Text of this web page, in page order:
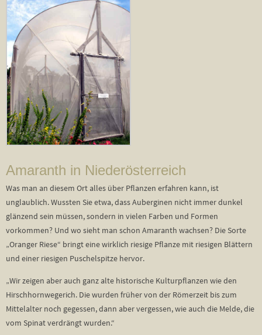
Amaranth in Niederösterreich
Was man an diesem Ort alles über Pflanzen erfahren kann, ist
unglaublich. Wussten Sie etwa, dass Auberginen nicht immer dunkel
glänzend sein müssen, sondern in vielen Farben und Formen
vorkommen? Und wo sieht man schon Amaranth wachsen? Die Sorte
„Oranger Riese“ bringt eine wirklich riesige Pflanze mit riesigen Blättern
und einer riesigen Puschelspitze hervor.
„Wir zeigen aber auch ganz alte historische Kulturpflanzen wie den
Hirschhornwegerich. Die wurden früher von der Römerzeit bis zum
Mittelalter noch gegessen, dann aber vergessen, wie auch die Melde, die
vom Spinat verdrängt wurden.“